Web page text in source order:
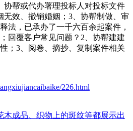
协帮或代办署理投标人对投标文件
无效、撤销婚姻；3、协帮制做、审
法，已承办了一千六百余起案件，
回覆客户常见问题？2、协帮建建
；3、阅卷、摘抄、复制案件相关
226.html
木成品、织物上的斑纹等都展示出